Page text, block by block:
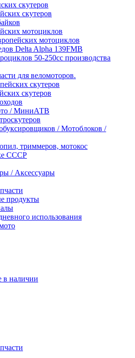
скутеров
скутеров
мотоциклов
мотоциклов
Delta Alpha 139FMB
50-250сс производства
для веломоторов.
скутеров
скутеров
/ МиниАТВ
/ Мотоблоков /
триммеров, мотокос
СССР
/ Аксессуары
продукты
использования
в наличии